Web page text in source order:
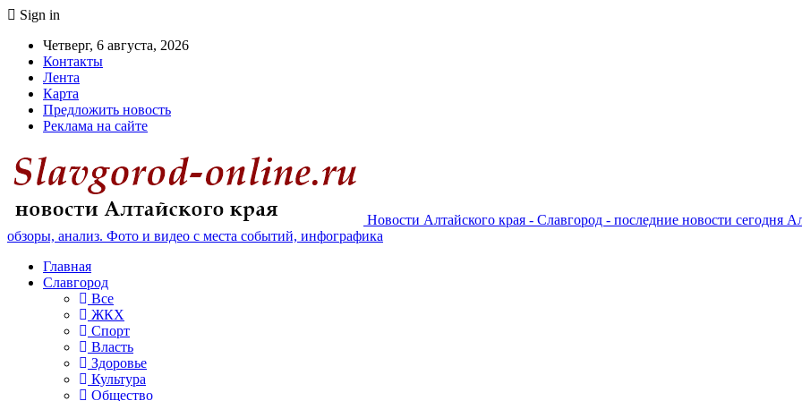
Sign in
Четверг, 6 августа, 2026
Контакты
Лента
Карта
Предложить новость
Реклама на сайте
Новости Алтайского края - Славгород - последние новости сегодня
обзоры, анализ. Фото и видео с места событий, инфографика
Главная
Славгород
Все
ЖКХ
Спорт
Власть
Здоровье
Культура
Общество